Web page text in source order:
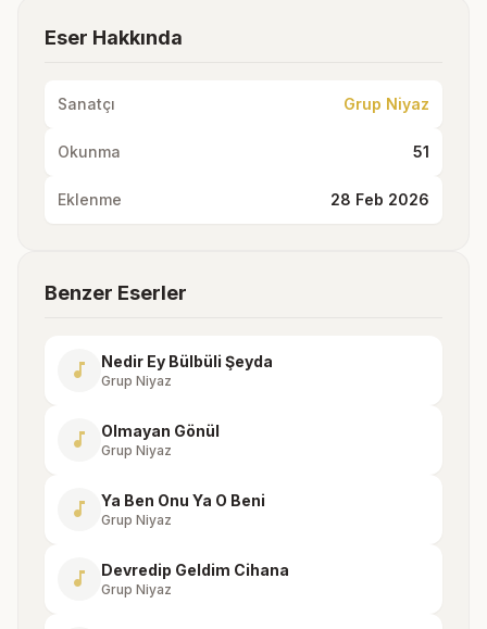
Eser Hakkında
Sanatçı Grup Niyaz
Okunma 51
Eklenme 28 Feb 2026
Benzer Eserler
music_note Nedir Ey Bülbüli Şeyda
Grup Niyaz
music_note Olmayan Gönül
Grup Niyaz
music_note Ya Ben Onu Ya O Beni
Grup Niyaz
music_note Devredip Geldim Cihana
Grup Niyaz